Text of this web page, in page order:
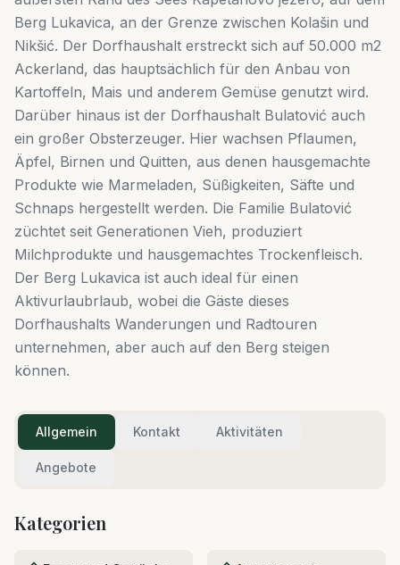
Berg Lukavica, an der Grenze zwischen Kolašin und
Nikšić. Der Dorfhaushalt erstreckt sich auf 50.000 m2
Ackerland, das hauptsächlich für den Anbau von
Kartoffeln, Mais und anderem Gemüse genutzt wird.
Darüber hinaus ist der Dorfhaushalt Bulatović auch
ein großer Obsterzeuger. Hier wachsen Pflaumen,
Äpfel, Birnen und Quitten, aus denen hausgemachte
Produkte wie Marmeladen, Süßigkeiten, Säfte und
Schnaps hergestellt werden. Die Familie Bulatović
züchtet seit Generationen Vieh, produziert
Milchprodukte und hausgemachtes Trockenfleisch.
Der Berg Lukavica ist auch ideal für einen
Aktivurlaubrlaub, wobei die Gäste dieses
Dorfhaushalts Wanderungen und Radtouren
unternehmen, aber auch auf den Berg steigen
können.
Allgemein Kontakt Aktivitäten
Angebote
Kategorien